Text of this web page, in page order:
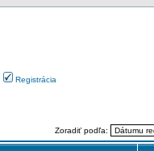
Registrácia
Zoradiť podľa: